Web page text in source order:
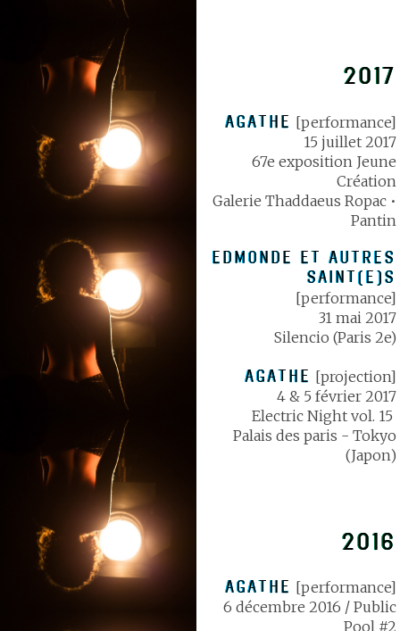
2017
AGATHE [performance]
15 juillet 2017
67e exposition Jeune
Création
Galerie Thaddaeus Ropac •
Pantin
EDMONDE ET AUTRES
SAINT(E)S
[performance]
31 mai 2017
Silencio (Paris 2e)
AGATHE [projection]
4 & 5 février 2017
Electric Night vol. 15
Palais des paris - Tokyo
(Japon)
2016
AGATHE [performance]
6 décembre 2016 / Public
Pool #2